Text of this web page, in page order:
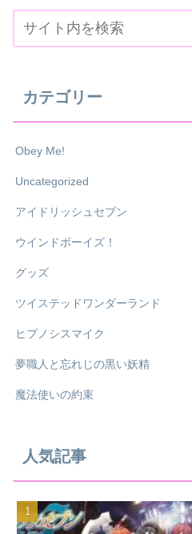
カテゴリー
Obey Me!
Uncategorized
アイドリッシュセブン
ウインドボーイズ！
グッズ
ツイステッドワンダーランド
ヒプノシスマイク
夢職人と忘れじの黒い妖精
魔法使いの約束
人気記事